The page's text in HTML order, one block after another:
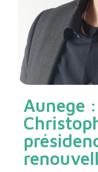
Aunege